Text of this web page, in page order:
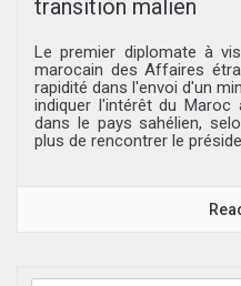
transition malien
Le premier diplomate à
marocain des Affaires
rapidité dans l'envoi d'un
indiquer l'intérêt du Maroc
dans le pays sahélien,
plus de rencontrer le
Rechercher :